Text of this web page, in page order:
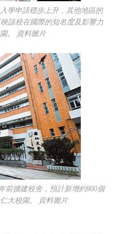
學申請穩步上升，其他地區的
該校在國際的知名度及影響力
。 資料圖片
前擴建校舍，預計新增約800個
大校園。 資料圖片